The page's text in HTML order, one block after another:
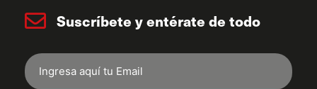
Suscríbete y entérate de todo